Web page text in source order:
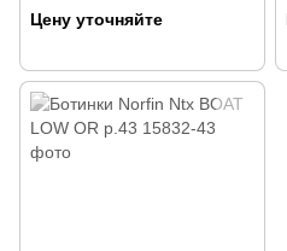
Цену уточняйте